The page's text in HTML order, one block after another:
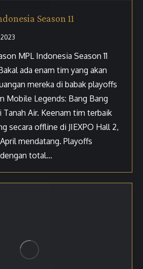
Season 11
MPL Indonesia Season 11
ada enam tim yang akan
mereka di babak playoffs
Mobile Legends: Bang Bang
Tanah Air. Keenam tim terbaik
secara offline di JIEXPO Hall 2,
mendatang. Playoffs
total…